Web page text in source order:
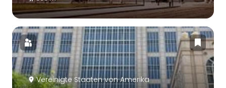
Vereinigte Staaten von Amerika